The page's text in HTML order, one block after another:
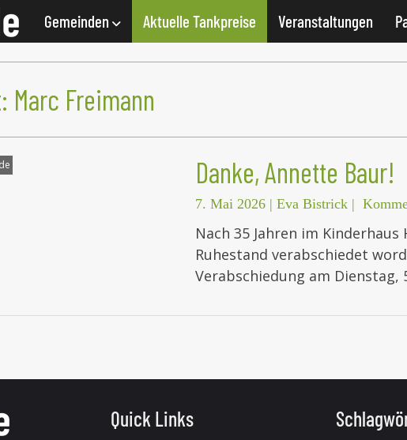
Gemeinden Aktuelle Tankpreise Veranstaltungen
Marc Freimann
Danke, Annette Baur!
7. Mai 2026 | Eva Bistrick |
Nach 35 Jahren im
Ruhestand verabschiedet
Verabschiedung am Dienstag,
Quick Links